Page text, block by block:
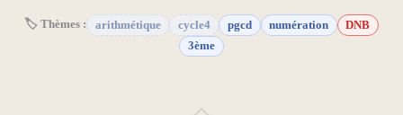
🏷 Thèmes : arithmétique cycle4 pgcd numération
DNB
3ème